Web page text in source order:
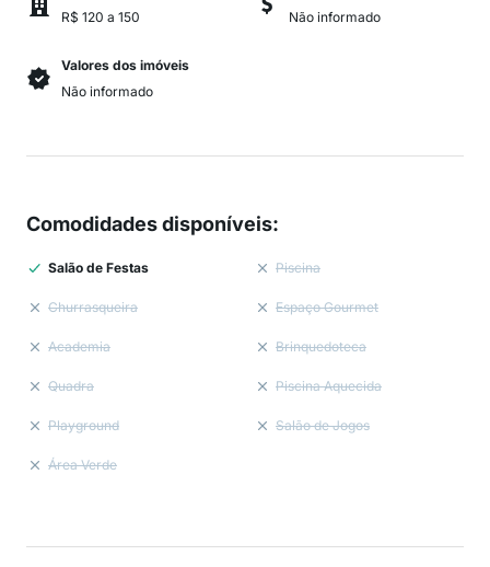
R$ 120 a 150
Não informado
Valores dos imóveis
Não informado
Comodidades disponíveis:
Salão de Festas Piscina
Churrasqueira Espaço Gourmet
Academia Brinquedoteca
Quadra Piscina Aquecida
Playground Salão de Jogos
Área Verde